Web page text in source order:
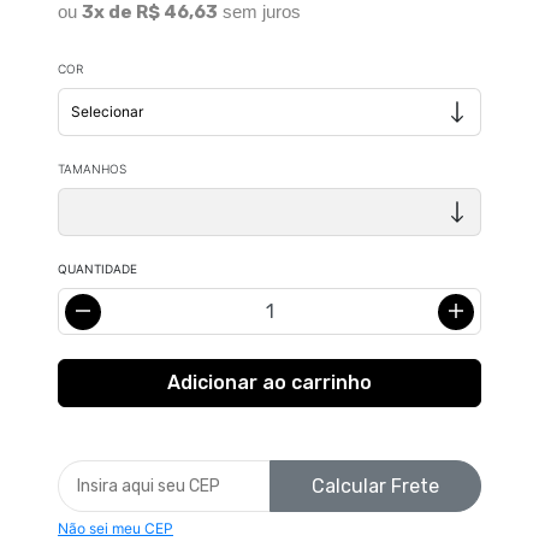
ou 3x de R$ 46,63 sem juros
COR
TAMANHOS
QUANTIDADE
Calcular Frete
Não sei meu CEP